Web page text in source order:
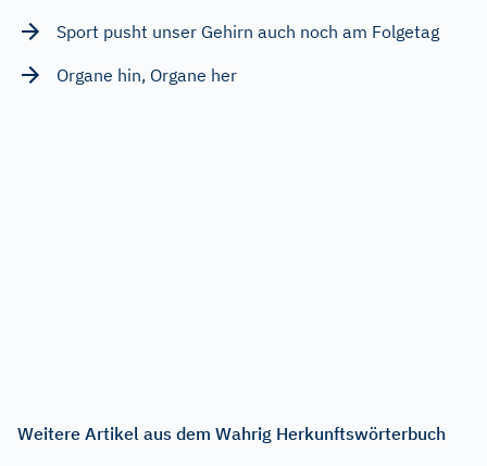
Sport pusht unser Gehirn auch noch am Folgetag
Organe hin, Organe her
Weitere Artikel aus dem Wahrig Herkunftswörterbuch